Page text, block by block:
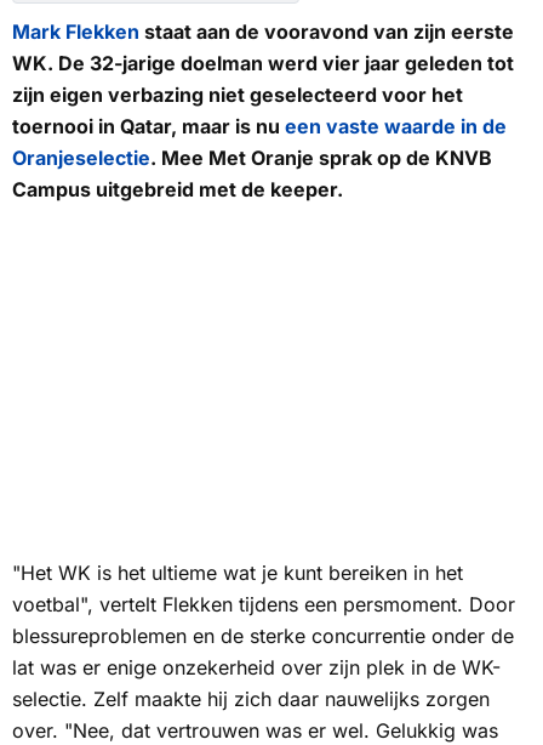
Mark Flekken staat aan de vooravond van zijn eerste
WK. De 32-jarige doelman werd vier jaar geleden tot
zijn eigen verbazing niet geselecteerd voor het
toernooi in Qatar, maar is nu een vaste waarde in de
Oranjeselectie. Mee Met Oranje sprak op de KNVB
Campus uitgebreid met de keeper.
"Het WK is het ultieme wat je kunt bereiken in het
voetbal", vertelt Flekken tijdens een persmoment. Door
blessureproblemen en de sterke concurrentie onder de
lat was er enige onzekerheid over zijn plek in de WK-
selectie. Zelf maakte hij zich daar nauwelijks zorgen
over. "Nee, dat vertrouwen was er wel. Gelukkig was